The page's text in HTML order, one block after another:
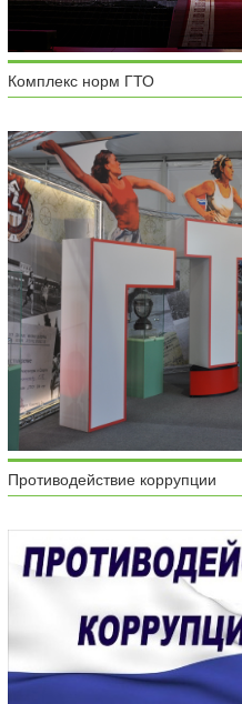
Комплекс норм ГТО
Противодействие коррупции